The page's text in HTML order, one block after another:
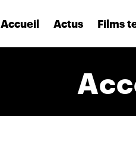
Accueil Actus Films